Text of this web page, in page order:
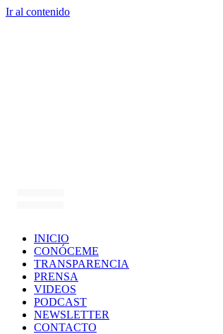
Ir al contenido
INICIO
CONÓCEME
TRANSPARENCIA
PRENSA
VIDEOS
PODCAST
NEWSLETTER
CONTACTO